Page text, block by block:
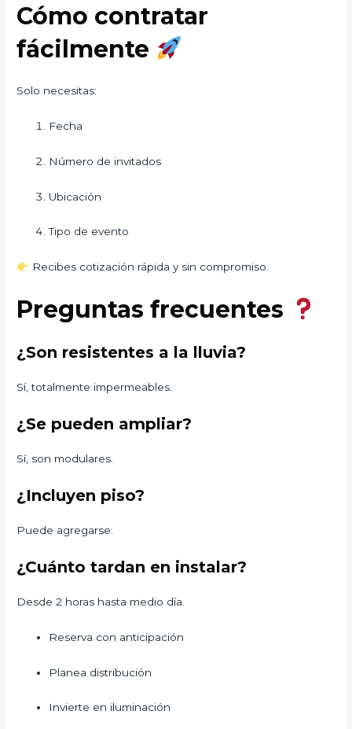
Cómo contratar
fácilmente
Solo necesitas:
Fecha
Número de invitados
Ubicación
Tipo de evento
Recibes cotización rápida y sin compromiso.
Preguntas frecuentes
¿Son resistentes a la lluvia?
Sí, totalmente impermeables.
¿Se pueden ampliar?
Sí, son modulares.
¿Incluyen piso?
Puede agregarse.
¿Cuánto tardan en instalar?
Desde 2 horas hasta medio día.
Reserva con anticipación
Planea distribución
Invierte en iluminación